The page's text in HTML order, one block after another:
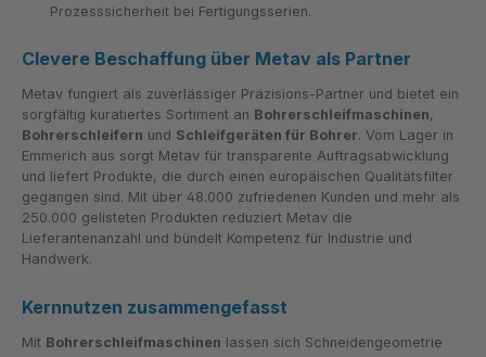
Prozesssicherheit bei Fertigungsserien.
Clevere Beschaffung über Metav als Partner
Metav fungiert als zuverlässiger Präzisions-Partner und bietet ein
sorgfältig kuratiertes Sortiment an Bohrerschleifmaschinen,
Bohrerschleifern und Schleifgeräten für Bohrer. Vom Lager in
Emmerich aus sorgt Metav für transparente Auftragsabwicklung
und liefert Produkte, die durch einen europäischen Qualitätsfilter
gegangen sind. Mit über 48.000 zufriedenen Kunden und mehr als
250.000 gelisteten Produkten reduziert Metav die
Lieferantenanzahl und bündelt Kompetenz für Industrie und
Handwerk.
Kernnutzen zusammengefasst
Mit Bohrerschleifmaschinen lassen sich Schneidengeometrie